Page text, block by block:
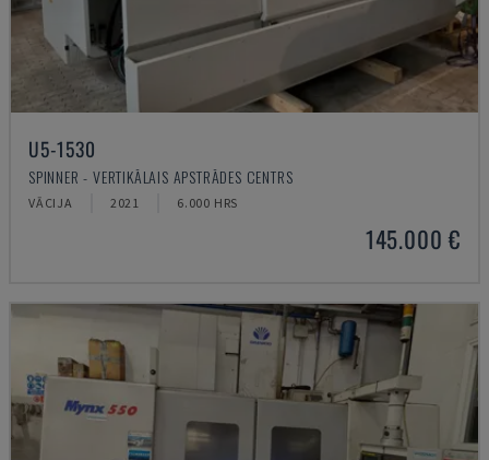
U5-1530
SPINNER - VERTIKĀLAIS APSTRĀDES CENTRS
VĀCIJA 2021 6.000 HRS
145.000 €